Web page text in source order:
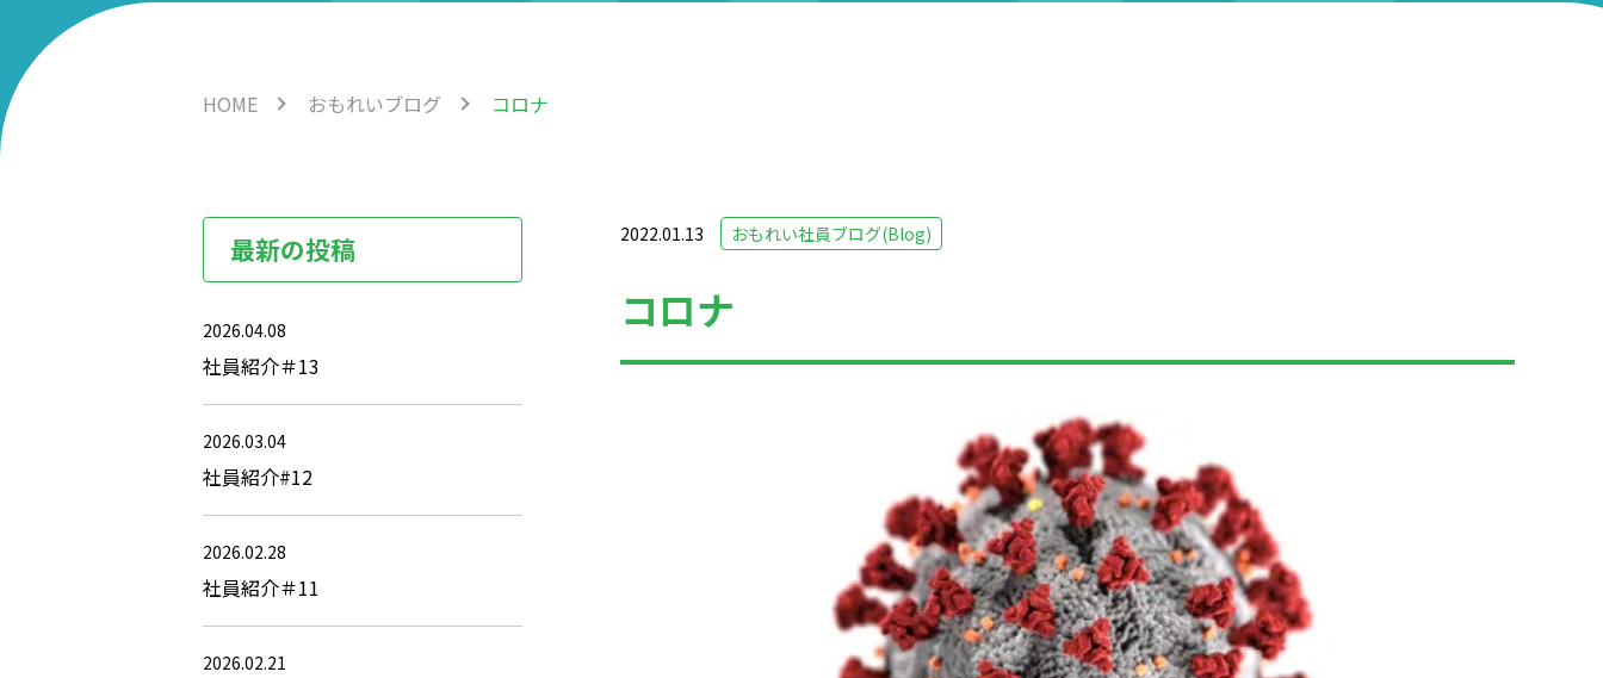
HOME おもれいブログ コロナ
2022.01.13 おもれい社員ブログ(Blog)
コロナ
最新の投稿
2026.04.08
社員紹介＃13
2026.03.04
社員紹介#12
2026.02.28
社員紹介＃11
2026.02.21